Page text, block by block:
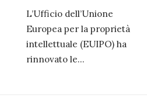
L’Ufficio dell’Unione
Europea per la proprietà
intellettuale (EUIPO) ha
rinnovato le...